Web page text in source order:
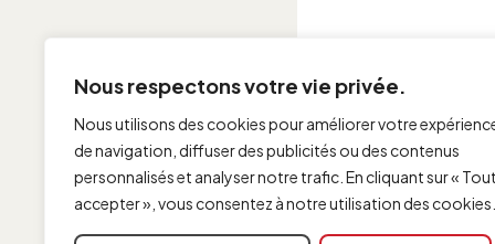
Nous respectons votre vie privée.
Nous utilisons des cookies pour améliorer votre
de navigation, diffuser des publicités ou des contenus
personnalisés et analyser notre trafic. En cliquant sur « Tout
accepter », vous consentez à notre utilisation des cookies.